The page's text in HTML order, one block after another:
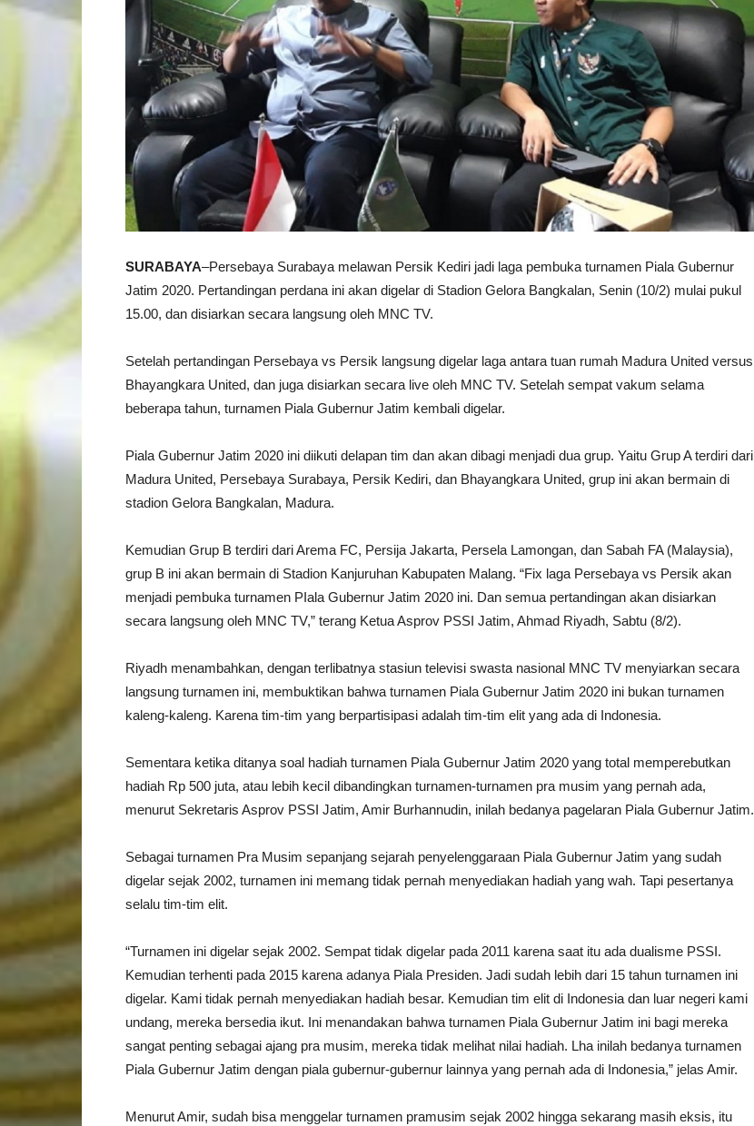
SURABAYA–Persebaya Surabaya melawan Persik Kediri jadi laga pembuka turnamen Piala Gubernur
Jatim 2020. Pertandingan perdana ini akan digelar di Stadion Gelora Bangkalan, Senin (10/2) mulai pukul
15.00, dan disiarkan secara langsung oleh MNC TV.
Setelah pertandingan Persebaya vs Persik langsung digelar laga antara tuan rumah Madura United versus
Bhayangkara United, dan juga disiarkan secara live oleh MNC TV. Setelah sempat vakum selama
beberapa tahun, turnamen Piala Gubernur Jatim kembali digelar.
Piala Gubernur Jatim 2020 ini diikuti delapan tim dan akan dibagi menjadi dua grup. Yaitu Grup A terdiri dari
Madura United, Persebaya Surabaya, Persik Kediri, dan Bhayangkara United, grup ini akan bermain di
stadion Gelora Bangkalan, Madura.
Kemudian Grup B terdiri dari Arema FC, Persija Jakarta, Persela Lamongan, dan Sabah FA (Malaysia),
grup B ini akan bermain di Stadion Kanjuruhan Kabupaten Malang. “Fix laga Persebaya vs Persik akan
menjadi pembuka turnamen PIala Gubernur Jatim 2020 ini. Dan semua pertandingan akan disiarkan
secara langsung oleh MNC TV,” terang Ketua Asprov PSSI Jatim, Ahmad Riyadh, Sabtu (8/2).
Riyadh menambahkan, dengan terlibatnya stasiun televisi swasta nasional MNC TV menyiarkan secara
langsung turnamen ini, membuktikan bahwa turnamen Piala Gubernur Jatim 2020 ini bukan turnamen
kaleng-kaleng. Karena tim-tim yang berpartisipasi adalah tim-tim elit yang ada di Indonesia.
Sementara ketika ditanya soal hadiah turnamen Piala Gubernur Jatim 2020 yang total memperebutkan
hadiah Rp 500 juta, atau lebih kecil dibandingkan turnamen-turnamen pra musim yang pernah ada,
menurut Sekretaris Asprov PSSI Jatim, Amir Burhannudin, inilah bedanya pagelaran Piala Gubernur Jatim.
Sebagai turnamen Pra Musim sepanjang sejarah penyelenggaraan Piala Gubernur Jatim yang sudah
digelar sejak 2002, turnamen ini memang tidak pernah menyediakan hadiah yang wah. Tapi pesertanya
selalu tim-tim elit.
“Turnamen ini digelar sejak 2002. Sempat tidak digelar pada 2011 karena saat itu ada dualisme PSSI.
Kemudian terhenti pada 2015 karena adanya Piala Presiden. Jadi sudah lebih dari 15 tahun turnamen ini
digelar. Kami tidak pernah menyediakan hadiah besar. Kemudian tim elit di Indonesia dan luar negeri kami
undang, mereka bersedia ikut. Ini menandakan bahwa turnamen Piala Gubernur Jatim ini bagi mereka
sangat penting sebagai ajang pra musim, mereka tidak melihat nilai hadiah. Lha inilah bedanya turnamen
Piala Gubernur Jatim dengan piala gubernur-gubernur lainnya yang pernah ada di Indonesia,” jelas Amir.
Menurut Amir, sudah bisa menggelar turnamen pramusim sejak 2002 hingga sekarang masih eksis, itu